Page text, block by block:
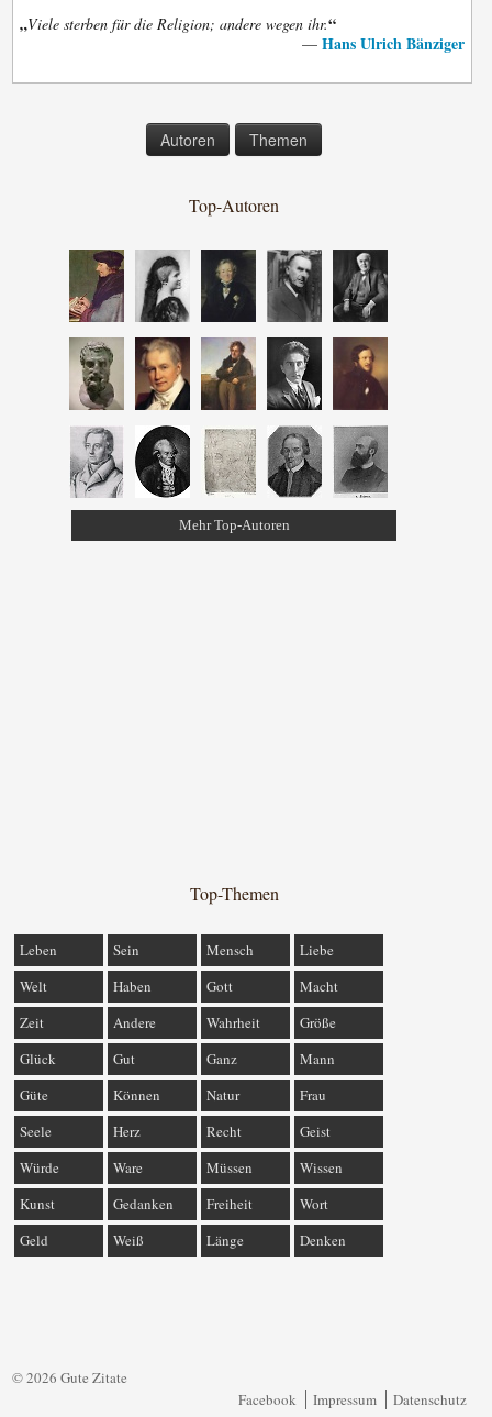
„Viele sterben für die Religion; andere wegen ihr.“
— Hans Ulrich Bänziger
Autoren Themen
Top-Autoren
Mehr Top-Autoren
Top-Themen
Leben Sein Mensch
Liebe
Welt
Haben Gott
Macht
Zeit
Andere Wahrheit
Größe
Glück
Gut Ganz
Mann
Güte
Können Natur
Frau
Seele
Herz Recht
Geist
Würde
Ware Müssen
Wissen
Kunst
Gedanken Freiheit
Wort
Geld
Weiß Länge Denken
© 2026 Gute Zitate
Facebook
Impressum Datenschutz